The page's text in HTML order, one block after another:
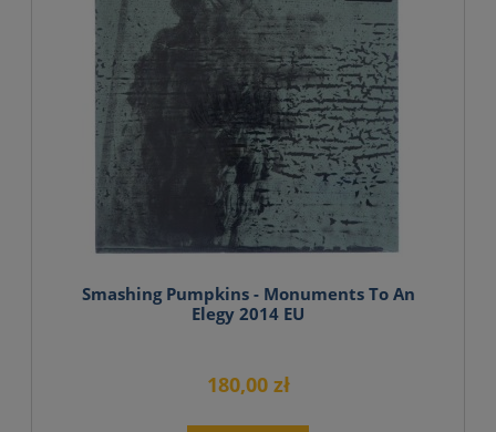
Smashing Pumpkins - Monuments To An
Elegy 2014 EU
180,00 zł